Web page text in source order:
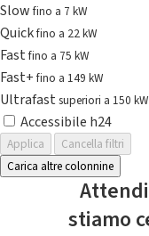
Slowfino a 7 kW
Quickfino a 22 kW
Fastfino a 75 kW
Fast+fino a 149 kW
Ultrafast superiori a 150 kW
Accessibile h24
Applica
Cancella filtri
Carica altre colonnine
stiamo